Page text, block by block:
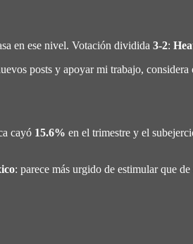
en ese nivel. Votación dividida 3-2:
posts y apoyar mi trabajo,
cayó 15.6% en el trimestre y el
: parece más urgido de estimular que